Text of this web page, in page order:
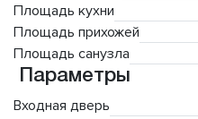
Площадь кухни
Площадь прихожей
Площадь санузла
Параметры
Входная дверь